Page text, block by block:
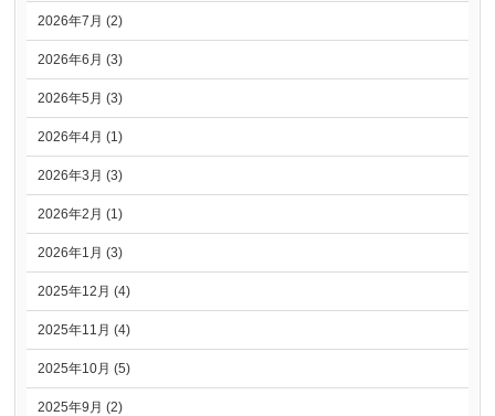
2026年7月 (2)
2026年6月 (3)
2026年5月 (3)
2026年4月 (1)
2026年3月 (3)
2026年2月 (1)
2026年1月 (3)
2025年12月 (4)
2025年11月 (4)
2025年10月 (5)
2025年9月 (2)